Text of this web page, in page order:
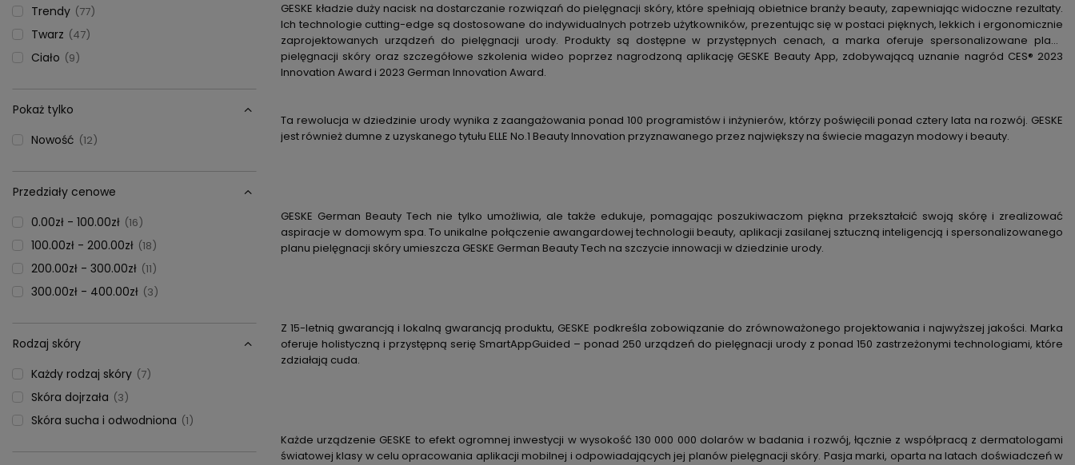
Trendy
77
Twarz 47
Ciało 9
Pokaż tylko
Nowość
12
Przedziały cenowe
0.00zł - 100.00zł 16
100.00zł - 200.00zł 18
200.00zł - 300.00zł 11
300.00zł - 400.00zł 3
Rodzaj skóry
Każdy rodzaj skóry
7
Skóra dojrzała 3
Skóra sucha i odwodniona 1
GESKE kładzie duży nacisk na dostarczanie rozwiązań do pielęgnacji skóry, które spełniają obietnice branży beauty, zapewniając widoczne rezultaty.
Ich technologie cutting-edge są dostosowane do indywidualnych potrzeb użytkowników, prezentując się w postaci pięknych, lekkich i ergonomicznie
zaprojektowanych urządzeń do pielęgnacji urody. Produkty są dostępne w przystępnych cenach, a marka oferuje spersonalizowane plany
pielęgnacji skóry oraz szczegółowe szkolenia wideo poprzez nagrodzoną aplikację GESKE Beauty App, zdobywającą uznanie nagród CES® 2023
Innovation Award i 2023 German Innovation Award.
Ta rewolucja w dziedzinie urody wynika z zaangażowania ponad 100 programistów i inżynierów, którzy poświęcili ponad cztery lata na rozwój. GESKE
jest również dumne z uzyskanego tytułu ELLE No.1 Beauty Innovation przyznawanego przez największy na świecie magazyn modowy i beauty.
GESKE German Beauty Tech nie tylko umożliwia, ale także edukuje, pomagając poszukiwaczom piękna przekształcić swoją skórę i zrealizować
aspiracje w domowym spa. To unikalne połączenie awangardowej technologii beauty, aplikacji zasilanej sztuczną inteligencją i spersonalizowanego
planu pielęgnacji skóry umieszcza GESKE German Beauty Tech na szczycie innowacji w dziedzinie urody.
Z 15-letnią gwarancją i lokalną gwarancją produktu, GESKE podkreśla zobowiązanie do zrównoważonego projektowania i najwyższej jakości. Marka
oferuje holistyczną i przystępną serię SmartAppGuided – ponad 250 urządzeń do pielęgnacji urody z ponad 150 zastrzeżonymi technologiami, które
zdziałają cuda.
Każde urządzenie GESKE to efekt ogromnej inwestycji w wysokość 130 000 000 dolarów w badania i rozwój, łącznie z współpracą z dermatologami
światowej klasy w celu opracowania aplikacji mobilnej i odpowiadających jej planów pielęgnacji skóry. Pasja marki, oparta na latach doświadczeń w